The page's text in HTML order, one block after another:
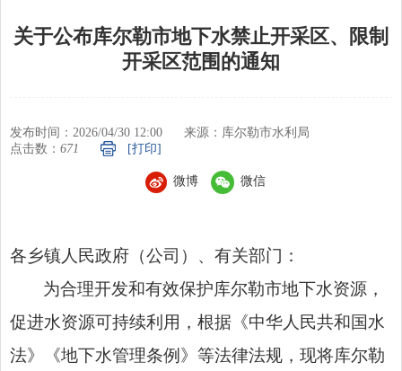
关于公布库尔勒市地下水禁止开采区、限制
开采区范围的通知
发布时间：2026/04/30 12:00
来源：库尔勒市水利局
点击数： 671 [打印]
微博 微信
各乡镇人民政府（公司）、有关部门：
为合理开发和有效保护库尔勒市地下水资源，
促进水资源可持续利用，根据《中华人民共和国水
法》《地下水管理条例》等法律法规，现将库尔勒